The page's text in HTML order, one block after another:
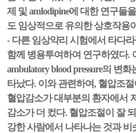
제 및 amlodipine에 대한 연구들
도 임상적으로 유의한 상호작용
- 다른 임상약리 시험에서 타다
함께 병용투여하여 연구하였다.
ambulatory blood pressure의 변
타났다. 이와 관련하여, 혈압조
혈압감소가 대부분의 환자에서
감소가 더 컸다. 혈압조절이 잘
강한 사람에서 나타나는 것과 비